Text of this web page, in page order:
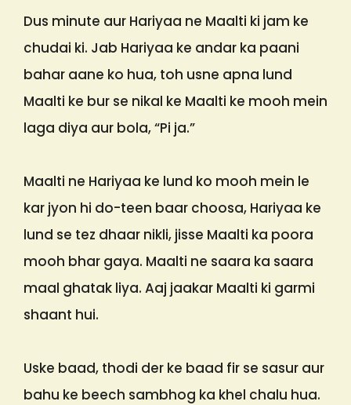
Dus minute aur Hariyaa ne Maalti ki jam ke
chudai ki. Jab Hariyaa ke andar ka paani
bahar aane ko hua, toh usne apna lund
Maalti ke bur se nikal ke Maalti ke mooh mein
laga diya aur bola, “Pi ja.”
Maalti ne Hariyaa ke lund ko mooh mein le
kar jyon hi do-teen baar choosa, Hariyaa ke
lund se tez dhaar nikli, jisse Maalti ka poora
mooh bhar gaya. Maalti ne saara ka saara
maal ghatak liya. Aaj jaakar Maalti ki garmi
shaant hui.
Uske baad, thodi der ke baad fir se sasur aur
bahu ke beech sambhog ka khel chalu hua.